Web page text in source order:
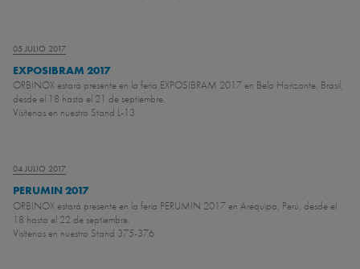
05 JULIO 2017
EXPOSIBRAM 2017
ORBINOX estará presente en la feria EXPOSIBRAM 2017 en Belo Horizonte, Brasil,
desde el 18 hasta el 21 de septiembre.
Visítenos en nuestro Stand L-13
04 JULIO 2017
PERUMIN 2017
ORBINOX estará presente en la feria PERUMIN 2017 en Arequipa, Perú, desde el
18 hasta el 22 de septiembre.
Visítenos en nuestro Stand 375-376